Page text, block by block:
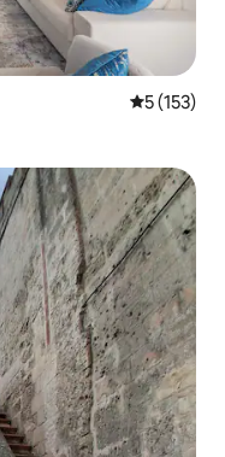
평점 5점(5
5 (153)